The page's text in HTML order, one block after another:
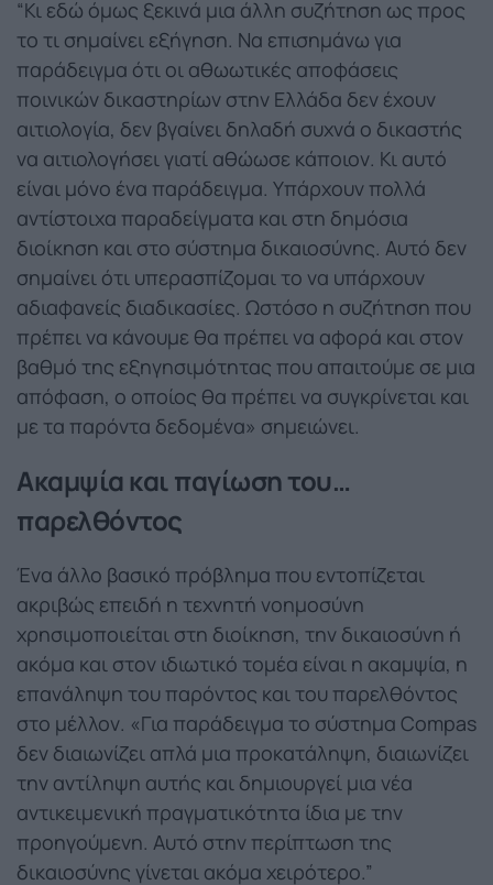
“Κι εδώ όμως ξεκινά μια άλλη συζήτηση ως προς
το τι σημαίνει εξήγηση. Να επισημάνω για
παράδειγμα ότι οι αθωωτικές αποφάσεις
ποινικών δικαστηρίων στην Ελλάδα δεν έχουν
αιτιολογία, δεν βγαίνει δηλαδή συχνά ο δικαστής
να αιτιολογήσει γιατί αθώωσε κάποιον. Κι αυτό
είναι μόνο ένα παράδειγμα. Υπάρχουν πολλά
αντίστοιχα παραδείγματα και στη δημόσια
διοίκηση και στο σύστημα δικαιοσύνης. Αυτό δεν
σημαίνει ότι υπερασπίζομαι το να υπάρχουν
αδιαφανείς διαδικασίες. Ωστόσο η συζήτηση που
πρέπει να κάνουμε θα πρέπει να αφορά και στον
βαθμό της εξηγησιμότητας που απαιτούμε σε μια
απόφαση, ο οποίος θα πρέπει να συγκρίνεται και
με τα παρόντα δεδομένα» σημειώνει.
Ακαμψία και παγίωση του…
παρελθόντος
Ένα άλλο βασικό πρόβλημα που εντοπίζεται
ακριβώς επειδή η τεχνητή νοημοσύνη
χρησιμοποιείται στη διοίκηση, την δικαιοσύνη ή
ακόμα και στον ιδιωτικό τομέα είναι η ακαμψία, η
επανάληψη του παρόντος και του παρελθόντος
στο μέλλον. «Για παράδειγμα το σύστημα Compas
δεν διαιωνίζει απλά μια προκατάληψη, διαιωνίζει
την αντίληψη αυτής και δημιουργεί μια νέα
αντικειμενική πραγματικότητα ίδια με την
προηγούμενη. Αυτό στην περίπτωση της
δικαιοσύνης γίνεται ακόμα χειρότερο.”